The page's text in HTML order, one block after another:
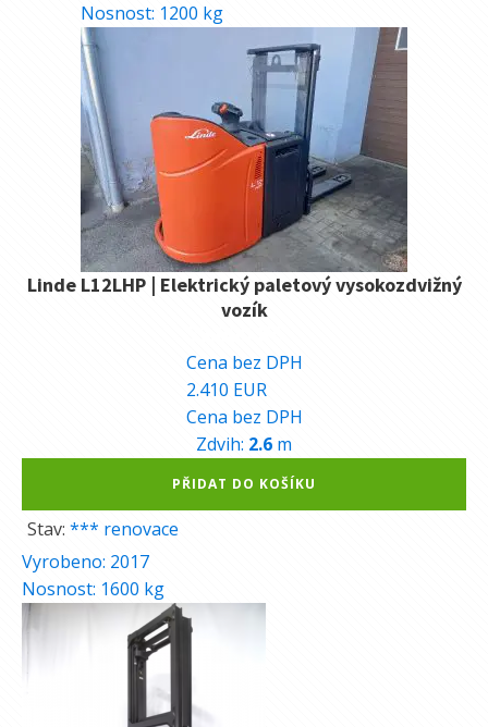
Nosnost: 1200 kg
Linde L12LHP | Elektrický paletový vysokozdvižný
vozík
Cena bez DPH
2.410 EUR
Cena bez DPH
Zdvih: 2.6 m
PŘIDAT DO KOŠÍKU
Stav: *** renovace
Vyrobeno: 2017
Nosnost: 1600 kg